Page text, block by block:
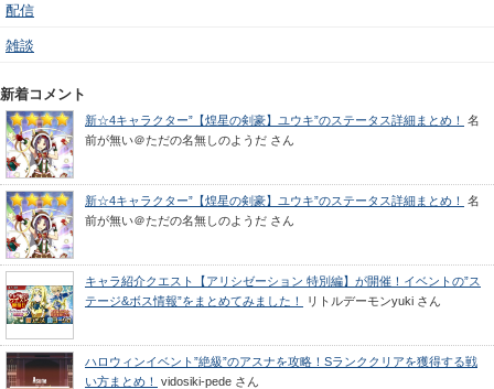
配信
雑談
新着コメント
新☆4キャラクター”【煌星の剣豪】ユウキ”のステータス詳細まとめ！
名
前が無い＠ただの名無しのようだ さん
新☆4キャラクター”【煌星の剣豪】ユウキ”のステータス詳細まとめ！
名
前が無い＠ただの名無しのようだ さん
キャラ紹介クエスト【アリシゼーション 特別編】が開催！イベントの”ス
テージ&ボス情報”をまとめてみました！
リトルデーモンyuki さん
ハロウィンイベント”絶級”のアスナを攻略！Sランククリアを獲得する戦
い方まとめ！
vidosiki-pede さん